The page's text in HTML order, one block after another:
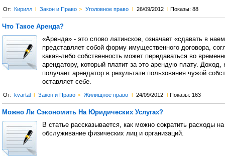
От: Кирилл l Закон и Право > Уголовное право l 26/09/2012 l Показы: 88
Что Такое Аренда?
«Аренда» - это слово латинское, означает «сдавать в
представляет собой форму имущественного договора,
какая-либо собственность может передаваться во
арендатору, который платит за это арендую плату. Доход,
получает арендатор в результате пользования чужой
оставляет себе.
От: kvartal l Закон и Право > Жилищное право l 24/09/2012 l Показы: 163
Можно Ли Сэкономить На Юридических Услугах?
В статье рассказывается, как можно сократить расходы
обслуживание физических лиц и организаций.